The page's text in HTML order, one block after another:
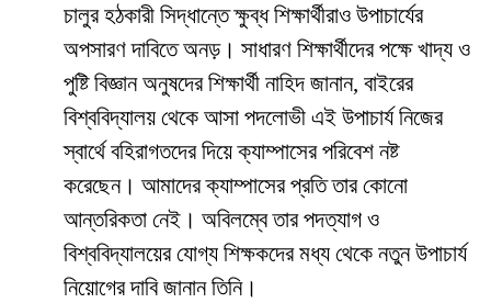
চালুর হঠকারী সিদ্ধান্তে ক্ষুব্ধ শিক্ষার্থীরাও উপাচার্যের
অপসারণ দাবিতে অনড়। সাধারণ শিক্ষার্থীদের পক্ষে খাদ্য ও
পুষ্টি বিজ্ঞান অনুষদের শিক্ষার্থী নাহিদ জানান, বাইরের
বিশ্ববিদ্যালয় থেকে আসা পদলোভী এই উপাচার্য নিজের
স্বার্থে বহিরাগতদের দিয়ে ক্যাম্পাসের পরিবেশ নষ্ট
করেছেন। আমাদের ক্যাম্পাসের প্রতি তার কোনো
আন্তরিকতা নেই। অবিলম্বে তার পদত্যাগ ও
বিশ্ববিদ্যালয়ের যোগ্য শিক্ষকদের মধ্য থেকে নতুন উপাচার্য
নিয়োগের দাবি জানান তিনি।